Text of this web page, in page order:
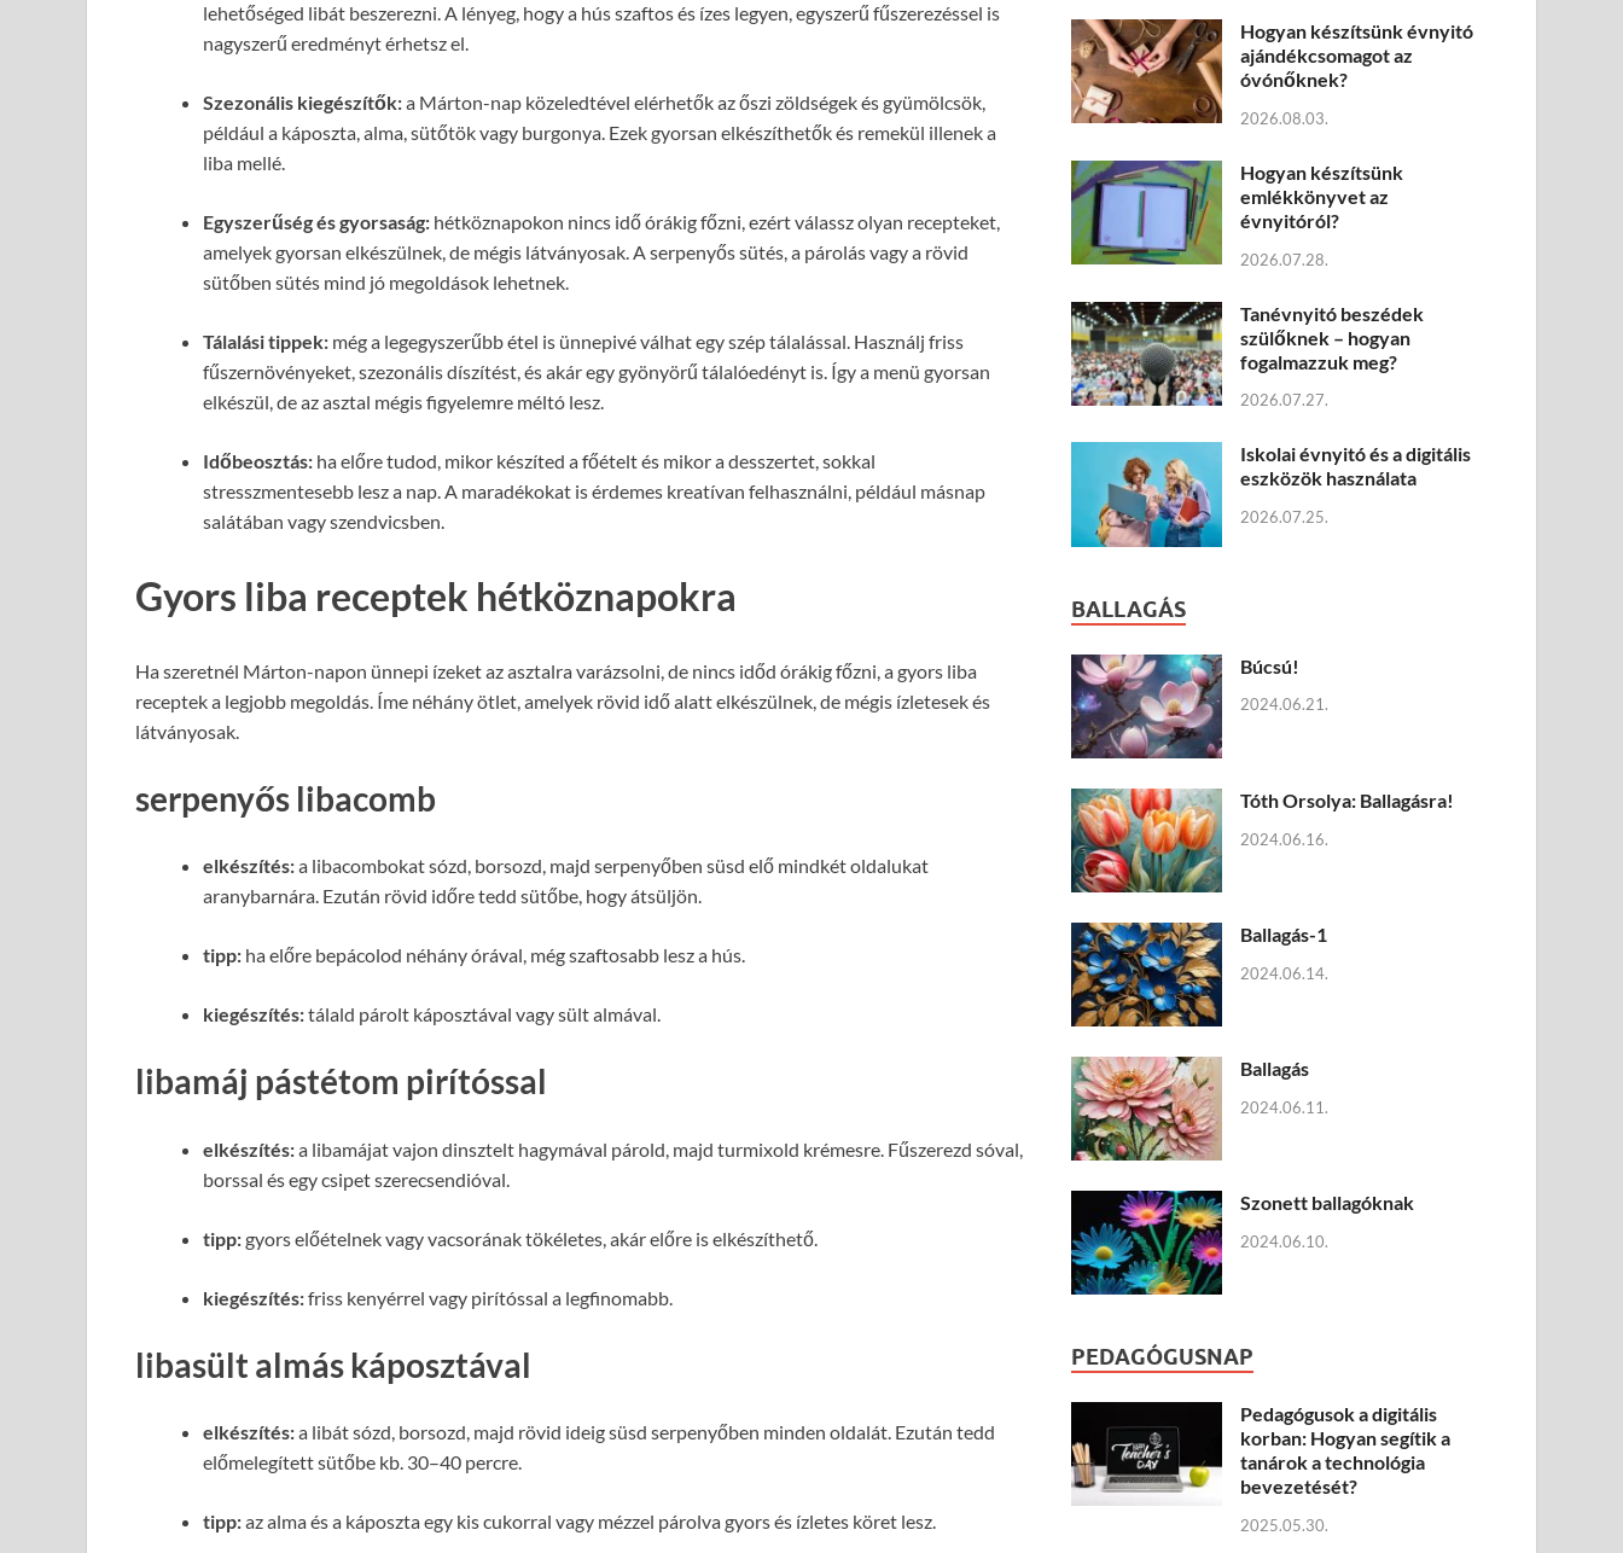
lehetőséged libát beszerezni. A lényeg, hogy a hús szaftos és ízes legyen, egyszerű fűszerezéssel is
nagyszerű eredményt érhetsz el.
Szezonális kiegészítők:a Márton-nap közeledtével elérhetők az őszi zöldségek és gyümölcsök,
például a káposzta, alma, sütőtök vagy burgonya. Ezek gyorsan elkészíthetők és remekül illenek a
liba mellé.
Egyszerűség és gyorsaság: hétköznapokon nincs idő órákig főzni, ezért válassz olyan recepteket,
amelyek gyorsan elkészülnek, de mégis látványosak. A serpenyős sütés, a párolás vagy a rövid
sütőben sütés mind jó megoldások lehetnek.
Tálalási tippek: még a legegyszerűbb étel is ünnepivé válhat egy szép tálalással. Használj friss
fűszernövényeket, szezonális díszítést, és akár egy gyönyörű tálalóedényt is. Így a menü gyorsan
elkészül, de az asztal mégis figyelemre méltó lesz.
Időbeosztás: ha előre tudod, mikor készíted a főételt és mikor a desszertet, sokkal
stresszmentesebb lesz a nap. A maradékokat is érdemes kreatívan felhasználni, például másnap
salátában vagy szendvicsben.
Gyors liba receptek hétköznapokra
Ha szeretnél Márton-napon ünnepi ízeket az asztalra varázsolni, de nincs időd órákig főzni, a gyors liba
receptek a legjobb megoldás. Íme néhány ötlet, amelyek rövid idő alatt elkészülnek, de mégis ízletesek és
látványosak.
serpenyős libacomb
elkészítés:a libacombokat sózd, borsozd, majd serpenyőben süsd elő mindkét oldalukat
aranybarnára. Ezután rövid időre tedd sütőbe, hogy átsüljön.
tipp: ha előre bepácolod néhány órával, még szaftosabb lesz a hús.
kiegészítés:tálald párolt káposztával vagy sült almával.
libamáj pástétom pirítóssal
elkészítés:a libamájat vajon dinsztelt hagymával párold, majd turmixold krémesre. Fűszerezd sóval,
borssal és egy csipet szerecsendióval.
tipp:gyors előételnek vagy vacsorának tökéletes, akár előre is elkészíthető.
kiegészítés:friss kenyérrel vagy pirítóssal a legfinomabb.
libasült almás káposztával
elkészítés:a libát sózd, borsozd, majd rövid ideig süsd serpenyőben minden oldalát. Ezután tedd
előmelegített sütőbe kb. 30–40 percre.
tipp:az alma és a káposzta egy kis cukorral vagy mézzel párolva gyors és ízletes köret lesz.
Hogyan készítsünk évnyitó
ajándékcsomagot az
óvónőknek?
2026.08.03.
Hogyan készítsünk
emlékkönyvet az
évnyitóról?
2026.07.28.
Tanévnyitó beszédek
szülőknek – hogyan
fogalmazzuk meg?
2026.07.27.
Iskolai évnyitó és a digitális
eszközök használata
2026.07.25.
BALLAGÁS
Búcsú!
2024.06.21.
Tóth Orsolya: Ballagásra!
2024.06.16.
Ballagás-1
2024.06.14.
Ballagás
2024.06.11.
Szonett ballagóknak
2024.06.10.
PEDAGÓGUSNAP
Pedagógusok a digitális
korban: Hogyan segítik a
tanárok a technológia
bevezetését?
2025.05.30.